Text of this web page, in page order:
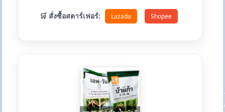
🛒 สั่งซื้อสตาร์เฟอร์: Lazada Shopee